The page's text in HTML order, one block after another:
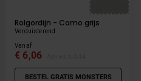
Rolgordijn - Como grijs
Verduisterend
Vanaf
€ 6,06
BESTEL GRATIS MONSTERS